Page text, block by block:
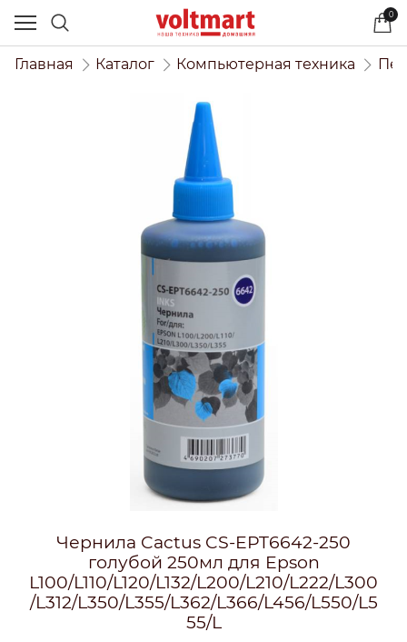
0
Главная Каталог Компьютерная техника
Чернила Cactus CS-EPT6642-250
голубой 250мл для Epson
L100/L110/L120/L132/L200/L210/L222/L300
/L312/L350/L355/L362/L366/L456/L550/L5
55/L